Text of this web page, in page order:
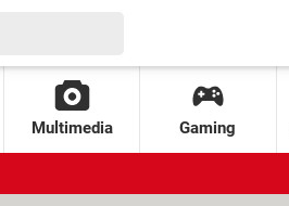
Multimedia Gaming